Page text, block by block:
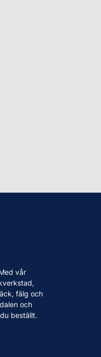
vår
fälg och
och
beställt.